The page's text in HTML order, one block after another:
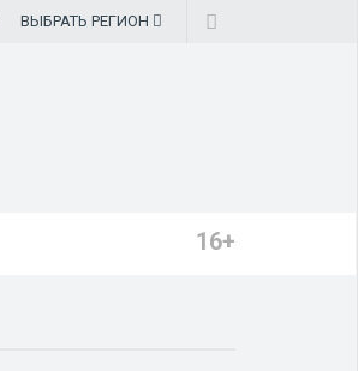
ВЫБРАТЬ РЕГИОН
16+